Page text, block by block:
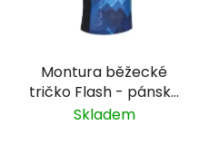
Montura běžecké
tričko Flash - pánské
- tmavě modrá/žlutá
Skladem